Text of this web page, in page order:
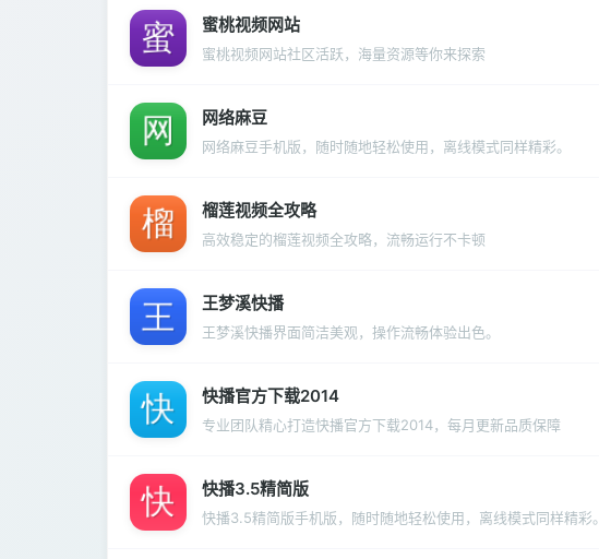
蜜桃视频网站
蜜桃视频网站社区活跃，海量资源等你来探索
网络麻豆
网络麻豆手机版，随时随地轻松使用，离线模式同样精彩。
榴莲视频全攻略
高效稳定的榴莲视频全攻略，流畅运行不卡顿
王梦溪快播
王梦溪快播界面简洁美观，操作流畅体验出色。
快播官方下载2014
专业团队精心打造快播官方下载2014，每月更新品质保障
快播3.5精简版
快播3.5精简版手机版，随时随地轻松使用，离线模式同样精彩。